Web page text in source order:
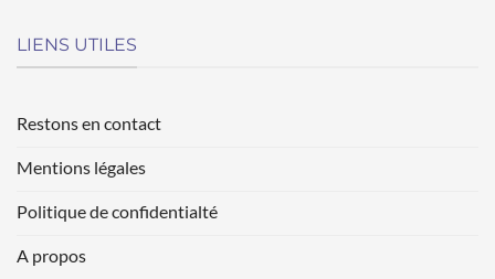
LIENS UTILES
Restons en contact
Mentions légales
Politique de confidentialté
A propos